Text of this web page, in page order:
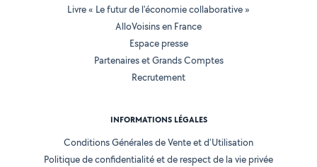
Livre « Le futur de l'économie collaborative »
AlloVoisins en France
Espace presse
Partenaires et Grands Comptes
Recrutement
INFORMATIONS LÉGALES
Conditions Générales de Vente et d'Utilisation
Politique de confidentialité et de respect de la vie privée